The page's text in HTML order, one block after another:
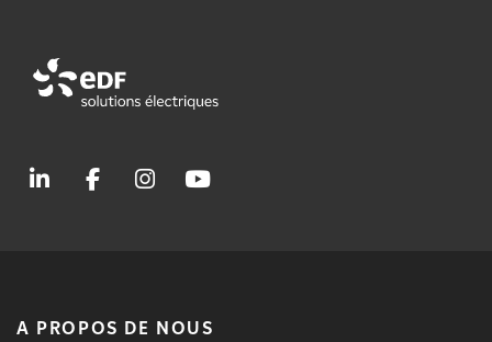
A PROPOS DE NOUS